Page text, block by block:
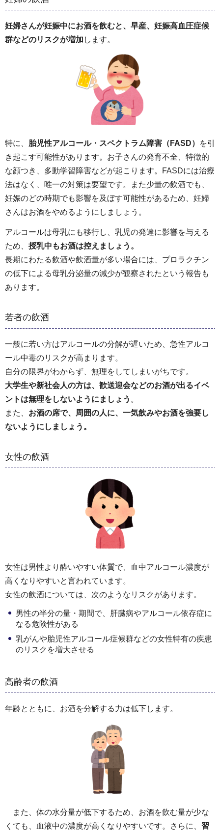
妊婦さんが妊娠中にお酒を飲むと、早産、妊娠高血圧症候
群などのリスクが増加 します。
特に、 胎児性アルコール・スペクトラム障害（FASD）
を引
き起こす可能性があります。お子さんの発育不全、特徴的
な顔つき、多動学習障害などが起こります。FASDには治療
法はなく、唯一の対策は要望です。また少量の飲酒でも、
妊娠のどの時期でも影響を及ぼす可能性があるため、妊婦
さんはお酒をやめるようにしましょう。
アルコールは母乳にも移行し、乳児の発達に影響を与える
ため、 授乳中もお酒は控えましょう。
長期にわたる飲酒や飲酒量が多い場合には、プロラクチン
の低下による母乳分泌量の減少が観察されたという報告も
あります。
若者の飲酒
一般に若い方はアルコールの分解が遅いため、急性アルコ
ール中毒のリスクが高まります。
自分の限界がわからず、無理をしてしまいがちです。
大学生や新社会人の方は、歓送迎会などのお酒が出るイベ
ントは無理をしないようにましょう 。
また、 お酒の席で、周囲の人に、一気飲みやお酒を強要し
ないようにしましょう。
女性の飲酒
女性は男性より酔いやすい体質で、血中アルコール濃度が
高くなりやすいと言われています。
女性の飲酒については、次のようなリスクがあります。
男性の半分の量・期間で、肝臓病やアルコール依存症に
なる危険性がある
乳がんや胎児性アルコール症候群などの女性特有の疾患
のリスクを増大させる
高齢者の飲酒
年齢とともに、お酒を分解する力は低下します。
また、体の水分量が低下するため、お酒を飲む量が少な
くても、血液中の濃度が高くなりやすいです。さらに、 習